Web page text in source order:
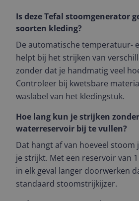
Is deze Tefal stoomgenerator
soorten kleding?
De automatische temperatuur-
helpt bij het strijken van
zonder dat je handmatig veel
Controleer bij kwetsbare
waslabel van het kledingstuk.
Hoe lang kun je strijken
waterreservoir bij te vullen?
Dat hangt af van hoeveel stoom
je strijkt. Met een reservoir van
in elk geval langer doorwerken
standaard stoomstrijkijzer.